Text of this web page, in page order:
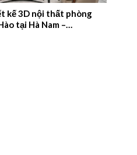
kế 3D nội thất phòng
tại Hà Nam –